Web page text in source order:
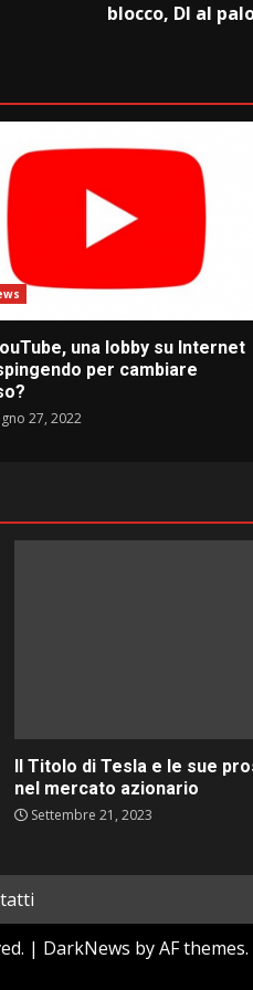
blocco, Dl al
una lobby su Internet
per cambiare
27, 2022
Il Titolo di Tesla e le sue
nel mercato azionario
Settembre 21, 2023
| DarkNews by AF themes.